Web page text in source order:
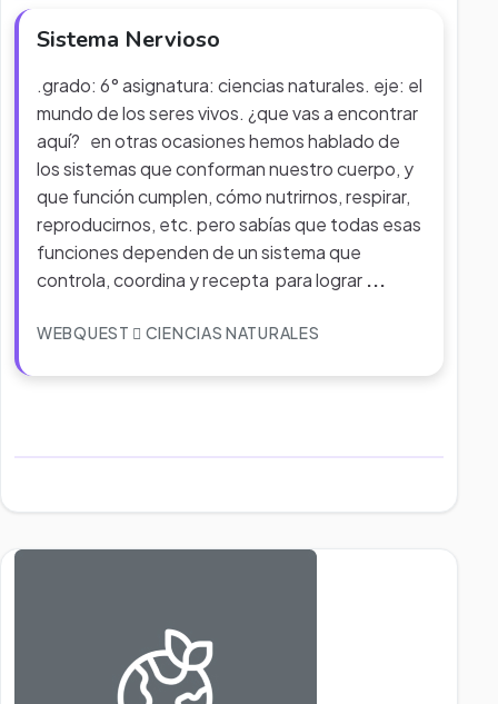
Sistema Nervioso
.grado: 6° asignatura: ciencias naturales. eje: el
mundo de los seres vivos. ¿que vas a encontrar
aquí? en otras ocasiones hemos hablado de
los sistemas que conforman nuestro cuerpo, y
que función cumplen, cómo nutrirnos, respirar,
reproducirnos, etc. pero sabías que todas esas
funciones dependen de un sistema que
controla, coordina y recepta para lograr ...
WEBQUEST CIENCIAS NATURALES